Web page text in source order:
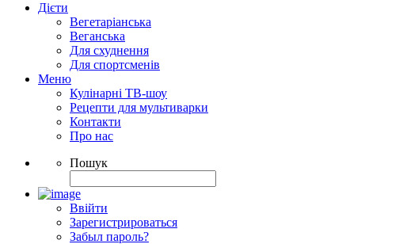
Дієти
Вегетаріанська
Веганська
Для схуднення
Для спортсменів
Меню
Кулінарні ТВ-шоу
Рецепти для мультиварки
Контакти
Про нас
Пошук
Ввійти
Зарегистрироваться
Забыл пароль?